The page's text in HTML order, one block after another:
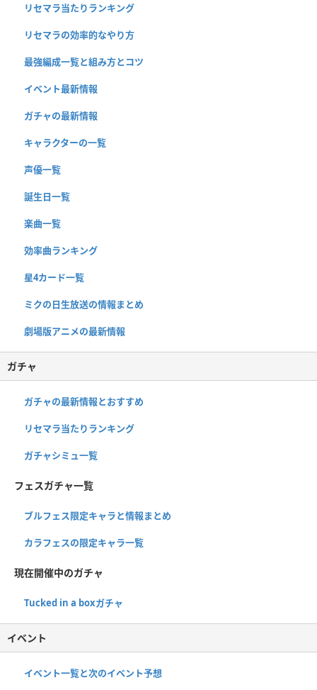
リセマラ当たりランキング
リセマラの効率的なやり方
最強編成一覧と組み方とコツ
イベント最新情報
ガチャの最新情報
キャラクターの一覧
声優一覧
誕生日一覧
楽曲一覧
効率曲ランキング
星4カード一覧
ミクの日生放送の情報まとめ
劇場版アニメの最新情報
ガチャ
ガチャの最新情報とおすすめ
リセマラ当たりランキング
ガチャシミュ一覧
フェスガチャ一覧
ブルフェス限定キャラと情報まとめ
カラフェスの限定キャラ一覧
現在開催中のガチャ
Tucked in a boxガチャ
イベント
イベント一覧と次のイベント予想